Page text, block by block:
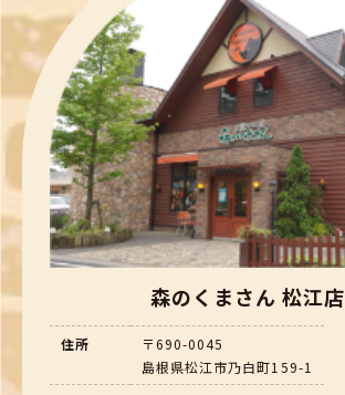
森のくまさん 松江店
住所
〒690-0045
島根県松江市乃白町159-1